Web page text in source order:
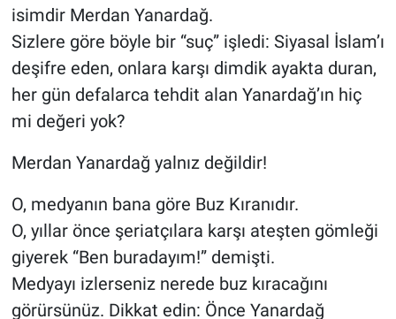
isimdir Merdan Yanardağ.
Sizlere göre böyle bir “suç” işledi: Siyasal İslam’ı
deşifre eden, onlara karşı dimdik ayakta duran,
her gün defalarca tehdit alan Yanardağ’ın hiç
mi değeri yok?
Merdan Yanardağ yalnız değildir!
O, medyanın bana göre Buz Kıranıdır.
O, yıllar önce şeriatçılara karşı ateşten gömleği
giyerek “Ben buradayım!” demişti.
Medyayı izlerseniz nerede buz kıracağını
görürsünüz. Dikkat edin: Önce Yanardağ
Sağlık
Spor
Teknoloji
Yerel Gündem
Yerel Yaşam